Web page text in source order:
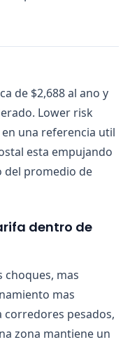
de $2,688 al ano y
Lower risk
una referencia util
esta empujando
del promedio de
dentro de
choques, mas
mas
corredores pesados,
zona mantiene un